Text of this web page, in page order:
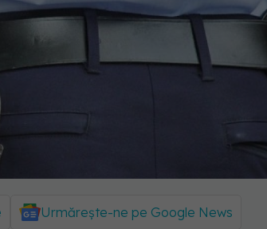
Urmărește-ne pe Google News